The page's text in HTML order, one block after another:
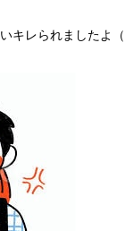
キレられましたよ（